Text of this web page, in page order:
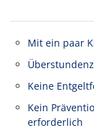
Mit ein paar
Keine
Kein
erforderlich